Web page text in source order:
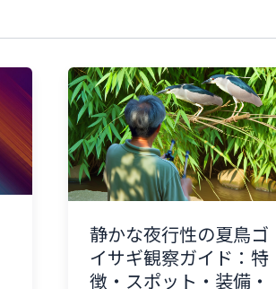
静かな夜行性の夏鳥ゴ
イサギ観察ガイド：特
徴・スポット・装備・